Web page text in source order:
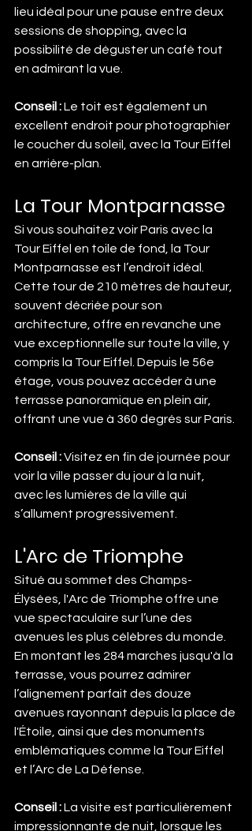
lieu idéal pour une pause entre deux
sessions de shopping, avec la
possibilité de déguster un café tout
en admirant la vue.
Conseil : Le toit est également un
excellent endroit pour photographier
le coucher du soleil, avec la Tour Eiffel
en arrière-plan.
La Tour Montparnasse
Si vous souhaitez voir Paris avec la
Tour Eiffel en toile de fond, la Tour
Montparnasse est l’endroit idéal.
Cette tour de 210 mètres de hauteur,
souvent décriée pour son
architecture, offre en revanche une
vue exceptionnelle sur toute la ville, y
compris la Tour Eiffel. Depuis le 56e
étage, vous pouvez accéder à une
terrasse panoramique en plein air,
offrant une vue à 360 degrés sur Paris.
Conseil : Visitez en fin de journée pour
voir la ville passer du jour à la nuit,
avec les lumières de la ville qui
s’allument progressivement.
L'Arc de Triomphe
Situé au sommet des Champs-
Élysées, l'Arc de Triomphe offre une
vue spectaculaire sur l’une des
avenues les plus célèbres du monde.
En montant les 284 marches jusqu'à la
terrasse, vous pourrez admirer
l’alignement parfait des douze
avenues rayonnant depuis la place de
l'Étoile, ainsi que des monuments
emblématiques comme la Tour Eiffel
et l’Arc de La Défense.
Conseil : La visite est particulièrement
impressionnante de nuit, lorsque les